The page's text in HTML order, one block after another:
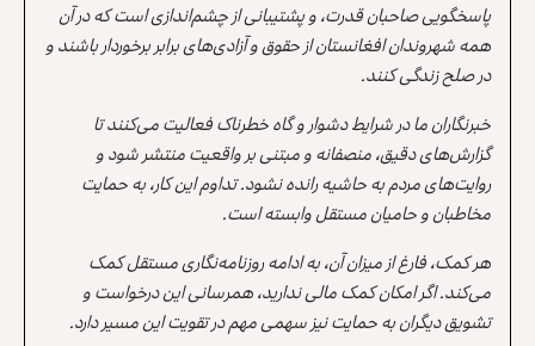
پاسخگویی صاحبان قدرت، و پشتیبانی از چشم‌اندازی است که در آن
همه شهروندان افغانستان از حقوق و آزادی‌های برابر برخوردار باشند و
در صلح زندگی کنند.
خبرنگاران ما در شرایط دشوار و گاه خطرناک فعالیت می‌کنند تا
گزارش‌های دقیق، منصفانه و مبتنی بر واقعیت منتشر شود و
روایت‌های مردم به حاشیه رانده نشود. تداوم این کار، به حمایت
مخاطبان و حامیان مستقل وابسته است.
هر کمک، فارغ از میزان آن، به ادامه روزنامه‌نگاری مستقل کمک
می‌کند. اگر امکان کمک مالی ندارید، همرسانی این درخواست و
تشویق دیگران به حمایت نیز سهمی مهم در تقویت این مسیر دارد.